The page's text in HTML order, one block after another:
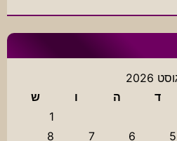
2026
ד ה ו
ש
1
5
6
7
8